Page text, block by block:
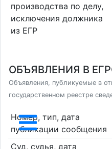
производства по делу,
исключения должника
из ЕГР
ОБЪЯВЛЕНИЯ В
Объявления, публикуемые в
государственном реестре
Номер, тип, дата
публикации сообщения
Суд, судья, дата